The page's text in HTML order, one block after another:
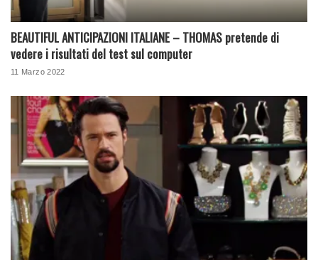
BEAUTIFUL ANTICIPAZIONI ITALIANE – THOMAS pretende di
vedere i risultati del test sul computer
11 Marzo 2022